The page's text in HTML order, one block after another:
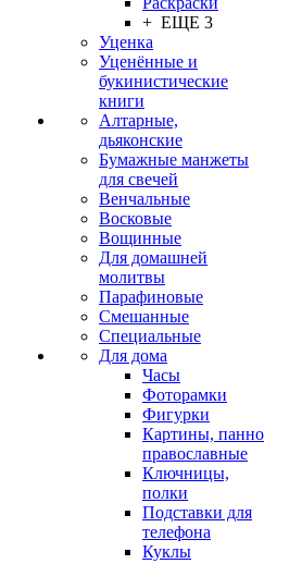
+ ЕЩЕ 3
Уценка
Уценённые и
букинистические
книги
Алтарные,
дьяконские
Бумажные манжеты
для свечей
Венчальные
Восковые
Вощинные
Для домашней
молитвы
Парафиновые
Смешанные
Специальные
Для дома
Часы
Фоторамки
Фигурки
Картины, панно
православные
Ключницы,
полки
Подставки для
телефона
Куклы